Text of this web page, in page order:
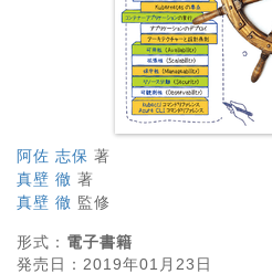
阿佐 志保 著
真壁 徹 著
真壁 徹 監修
形式： 電子書籍
発売日： 2019年01月23日